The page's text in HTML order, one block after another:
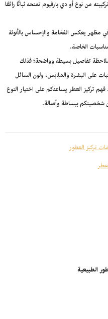
من نوع أو دي بارفيوم تمنحه ثباتًا رائعًا
مظهر يعكس الفخامة والإحساس بالأنوثة
الخاصة.
تفاصيل بسيطة وواضحة؛ فذلك
على البشرة والملابس، ولون السائل
فهم تركيز العطر يساعدكم على اختيار النوع
شخصيتكم ببساطة وأصالة.
تركيز العطور
الطبيعية